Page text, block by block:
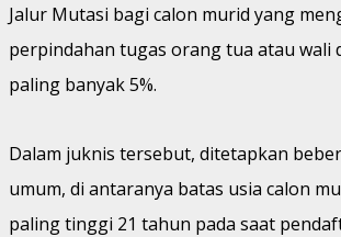
Jalur Mutasi bagi calon murid yang
perpindahan tugas orang tua atau wali
paling banyak 5%.
Dalam juknis tersebut, ditetapkan
umum, di antaranya batas usia calon
paling tinggi 21 tahun pada saat